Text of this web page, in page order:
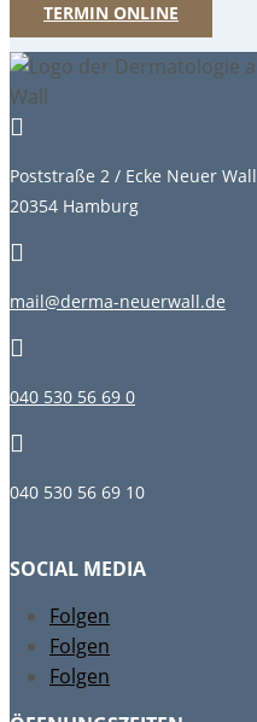
TERMIN ONLINE

Poststraße 2 / Ecke Neuer Wall
20354 Hamburg

mail@derma-neuerwall.de

040 530 56 69 0

040 530 56 69 10
SOCIAL MEDIA
Folgen
Folgen
Folgen